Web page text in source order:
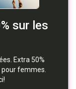
sur les
Extra 50%
pour femmes.